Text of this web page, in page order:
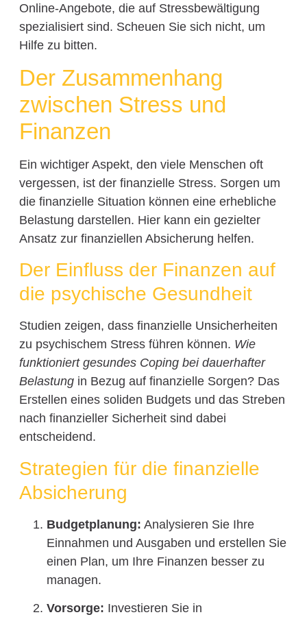
Online-Angebote, die auf Stressbewältigung
spezialisiert sind. Scheuen Sie sich nicht, um
Hilfe zu bitten.
Der Zusammenhang
zwischen Stress und
Finanzen
Ein wichtiger Aspekt, den viele Menschen oft
vergessen, ist der finanzielle Stress. Sorgen um
die finanzielle Situation können eine erhebliche
Belastung darstellen. Hier kann ein gezielter
Ansatz zur finanziellen Absicherung helfen.
Der Einfluss der Finanzen auf
die psychische Gesundheit
Studien zeigen, dass finanzielle Unsicherheiten
zu psychischem Stress führen können. Wie
funktioniert gesundes Coping bei dauerhafter
Belastungin Bezug auf finanzielle Sorgen? Das
Erstellen eines soliden Budgets und das Streben
nach finanzieller Sicherheit sind dabei
entscheidend.
Strategien für die finanzielle
Absicherung
Budgetplanung: Analysieren Sie Ihre
Einnahmen und Ausgaben und erstellen Sie
einen Plan, um Ihre Finanzen besser zu
managen.
Vorsorge: Investieren Sie in